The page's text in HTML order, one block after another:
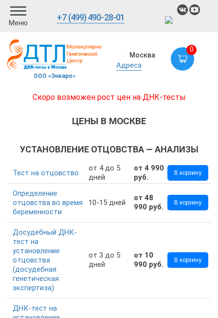
Меню
+7 (499) 490-28-01
ООО «Энкаро»
Москва
Адреса
0
Скоро возможен рост цен на ДНК-тесты
ЦЕНЫ В МОСКВЕ
УСТАНОВЛЕНИЕ ОТЦОВСТВА — АНАЛИЗЫ
Тест на отцовство
от 4 до 5
дней
от 4 990
руб.
В корзину
Определение
отцовства во время
беременности
10-15 дней
от 48
990 руб.
В корзину
Досудебный ДНК-
тест на
установление
отцовства
(досудебная
генетическая
экспертиза)
от 3 до 5
дней
от 10
990 руб.
В корзину
ДНК-тест на